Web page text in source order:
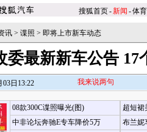
搜狐首页-新闻 -体育
讯 > 谍照 > 即将上市新车动态
委最新新车公告 17
03日13:22 我来说两句
08款300C谍照曝光(图)
中非论坛奔驰E专车降价5万
超短裙
布兰妮